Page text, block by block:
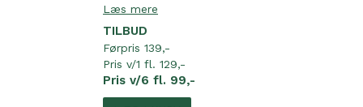
Læs mere
TILBUD
Førpris 139,-
Pris v/1 fl. 129,-
Pris v/6 fl. 99,-